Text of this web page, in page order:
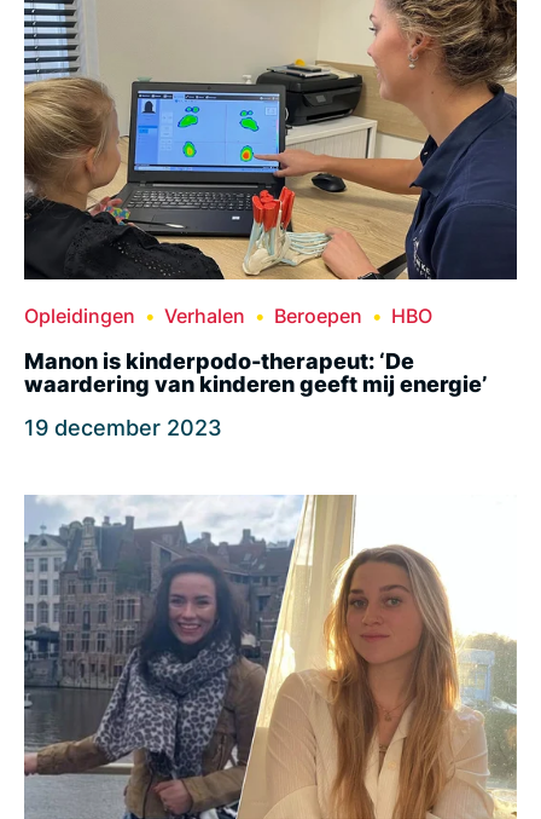
Opleidingen Verhalen Beroepen HBO
Manon is kinderpodo-therapeut: ‘De
waardering van kinderen geeft mij energie’
19 december 2023